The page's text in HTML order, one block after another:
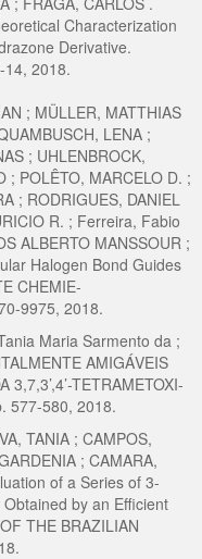
Characterization
Derivative.
14, 2018.
; MÜLLER, MATTHIAS
LENA ;
; UHLENBROCK,
; POLÊTO, MARCELO D. ;
; RODRIGUES, DANIEL
R. ; Ferreira, Fabio
ALBERTO MANSSOUR ;
Halogen Bond Guides
CHEMIE-
9975, 2018.
Maria Sarmento da ;
AMIGÁVEIS
3,7,3’,4’-TETRAMETOXI-
577-580, 2018.
TANIA ; CAMPOS,
; CAMARA,
of a Series of 3-
by an Efficient
THE BRAZILIAN